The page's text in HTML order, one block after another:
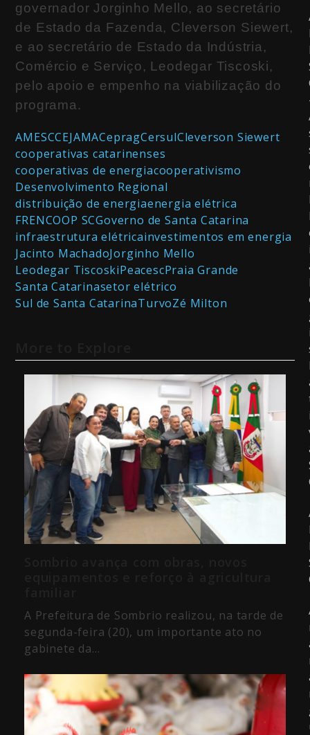
governador Jorginho Mello, ao secretário
de Estado da Fazenda, Cleverson Siewert,
e ao secretário de Estado da Indústria,
Comércio e Serviço, Leodegar Tiscoski,
pelo apoio e empenho na viabilização do
programa.
AMESCCEJAMACepragCersulCleverson Siewert
cooperativas catarinenses
cooperativas de energiacooperativismo
Desenvolvimento Regional
distribuição de energiaenergia elétrica
FRENCOOP SCGoverno de Santa Catarina
infraestrutura elétricainvestimentos em energia
Jacinto MachadoJorginho Mello
Leodegar TiscoskiPeacescPraia Grande
Santa Catarinasetor elétrico
Sul de Santa CatarinaTurvoZé Milton
A Prefeitura de Sombrio realizou, na tarde de
segunda-feira (20), um importante ato no
gabinete da…